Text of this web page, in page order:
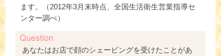
ます。（2012年3月末時点、全国生活衛生営業指導セ
ンター調べ）
あなたはお店で顔のシェービングを受けたことがあ